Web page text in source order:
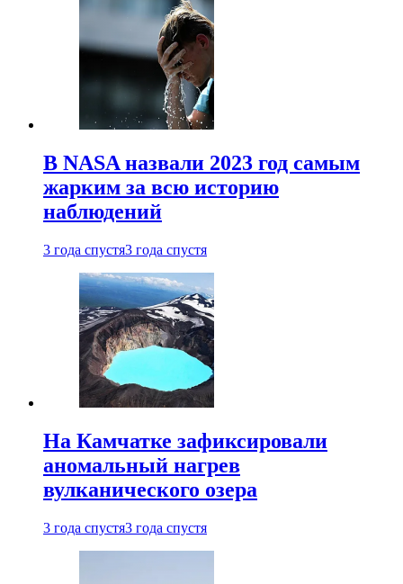
В NASA назвали 2023 год самым
жарким за всю историю
наблюдений
3 года спустя3 года спустя
На Камчатке зафиксировали
аномальный нагрев
вулканического озера
3 года спустя3 года спустя